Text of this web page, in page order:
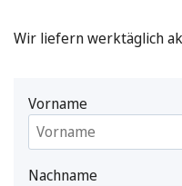
Wir liefern werktäglich
Vorname
Nachname